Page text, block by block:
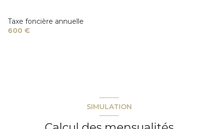
Taxe foncière annuelle
600 €
SIMULATION